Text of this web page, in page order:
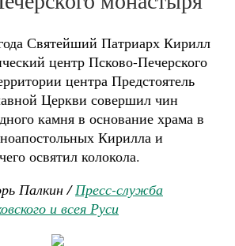
Святейший Патриарх Кирилл
центр Псково-Печерского
центра Предстоятель
Церкви совершил чин
камня в основание храма в
Кирилла и
освятил колокола.
Палкин /Пресс-служба
и всея Руси